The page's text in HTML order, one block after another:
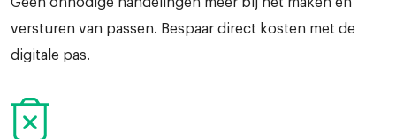
versturen van passen. Bespaar direct kosten met de
digitale pas.